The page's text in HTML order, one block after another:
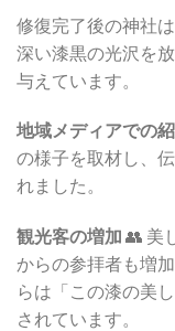
修復完了後の神社
深い漆黒の光沢を
与えています。
地域メディアでの
の様子を取材し、
れました。
観光客の増加 👥 美
からの参拝者も増
らは「この漆の美
されています。